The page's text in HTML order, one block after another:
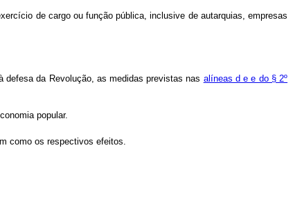
de cargo ou função pública, inclusive de autarquias, empresas
defesa da Revolução, as medidas previstas nas alíneas d e e do § 2º
popular.
como os respectivos efeitos.